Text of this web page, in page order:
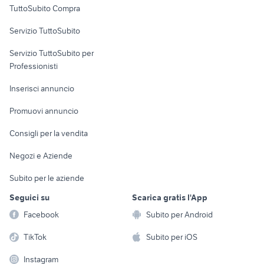
Informatica
Console e
Fotografia
Telefonia
Biciclette
TuttoSubito Compra
Servizio TuttoSubito
Servizio TuttoSubito per
Professionisti
Inserisci annuncio
Promuovi annuncio
Consigli per la vendita
Negozi e Aziende
Subito per le aziende
Seguici su
Facebook
TikTok
Instagram
Scarica gratis l'App
Subito per Android
Subito per iOS